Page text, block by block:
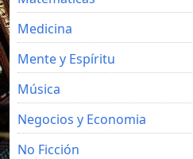
Medicina
Mente y Espíritu
Música
Negocios y Economia
No Ficción